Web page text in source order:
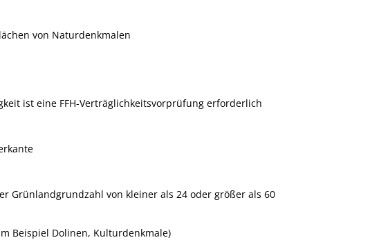
von Naturdenkmalen
ist eine FFH-Verträglichkeitsvorprüfung erforderlich
Grünlandgrundzahl von kleiner als 24 oder größer als 60
Beispiel Dolinen, Kulturdenkmale)